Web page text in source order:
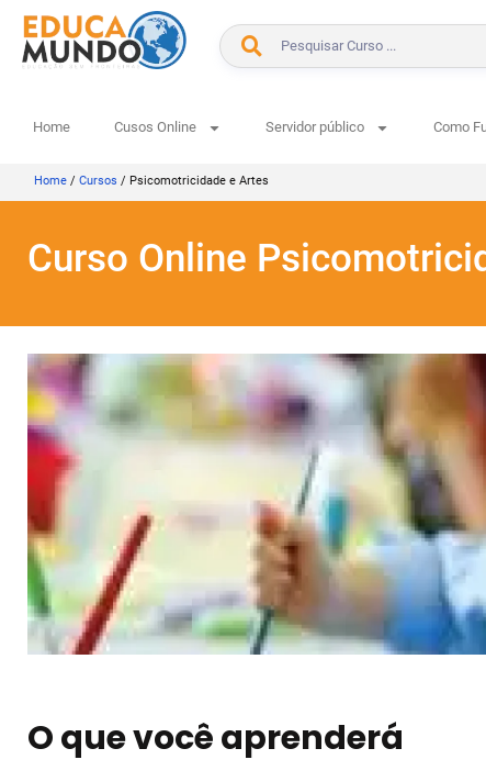
Home Cusos Online Servidor público Como
Home / Cursos / Psicomotricidade e Artes
Curso Online
O que você aprenderá